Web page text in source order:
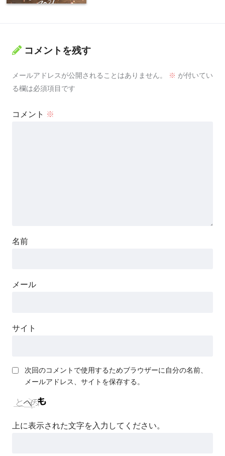
コメントを残す
メールアドレスが公開されることはありません。 ※ が付いてい
る欄は必須項目です
コメント ※
名前
メール
サイト
次回のコメントで使用するためブラウザーに自分の名前、
メールアドレス、サイトを保存する。
上に表示された文字を入力してください。